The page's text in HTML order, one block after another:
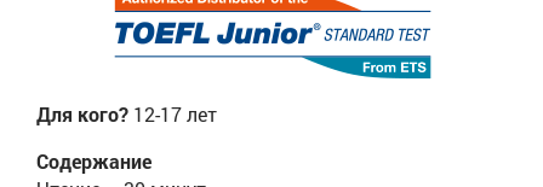
Для кого? 12-17 лет
Содержание